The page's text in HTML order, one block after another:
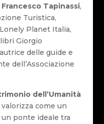
Francesco Tapinassi,
Turistica,
Planet Italia,
Giorgio
delle guide e
dell’Associazione
dell’Umanità
come un
ponte ideale tra